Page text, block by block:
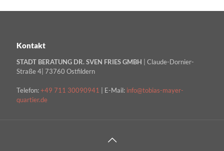
Kontakt
STADT BERATUNG DR. SVEN FRIES GMBH | Claude-Dornier-
Straße 4| 73760 Ostfildern
Telefon:+49 711 30090941 | E-Mail: info@tobias-mayer-
quartier.de